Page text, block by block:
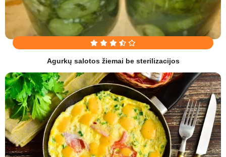
Agurkų salotos žiemai be sterilizacijos